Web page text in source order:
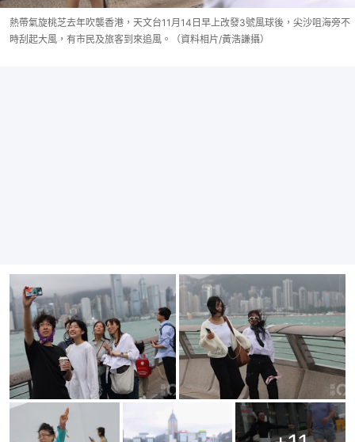
熱帶氣旋桃芝去年吹襲香港，天文台11月14日早上改發3號風球後，尖沙咀海旁不
時刮起大風，有市民及旅客到來追風。（資料相片/黃浩謙攝）